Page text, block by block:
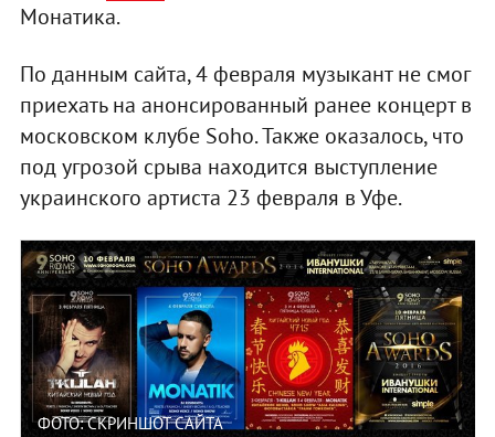
Монатика.
По данным сайта, 4 февраля музыкант не смог
приехать на анонсированный ранее концерт в
московском клубе Soho. Также оказалось, что
под угрозой срыва находится выступление
украинского артиста 23 февраля в Уфе.
ФОТО: СКРИНШОТ САЙТА